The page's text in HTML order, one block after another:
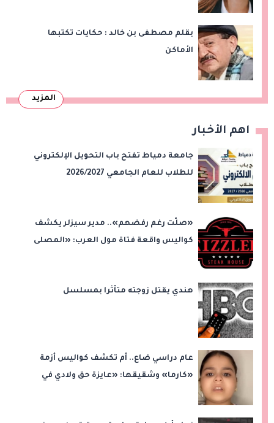
بقلم مصطفى بن خالد : حكايات تكتبها
الأماكن
المزيد
اهم الأخبار
جامعة دمياط تفتح باب التحويل الإلكتروني
للطلاب للعام الجامعي 2026/2027
«صلّت رغم رفضهم».. مدير سيزلر يكشف
كواليس واقعة فتاة مول العرب: «المصلى
هندي يقتل زوجته متأثرا بمسلسل
عام دراسي ضاع.. أم تكشف كواليس أزمة
«كارما» وشقيقها: «عايزة حق ولادي في